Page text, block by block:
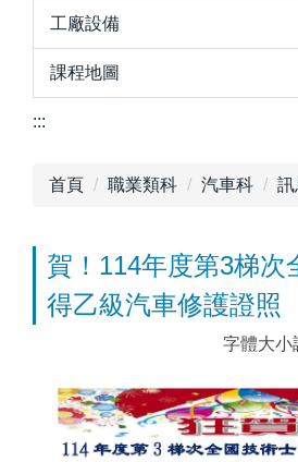
工廠設備
課程地圖
:::
首頁 職業類科 汽車科 訊
賀！114年度第3梯次
得乙級汽車修護證照
字體大小